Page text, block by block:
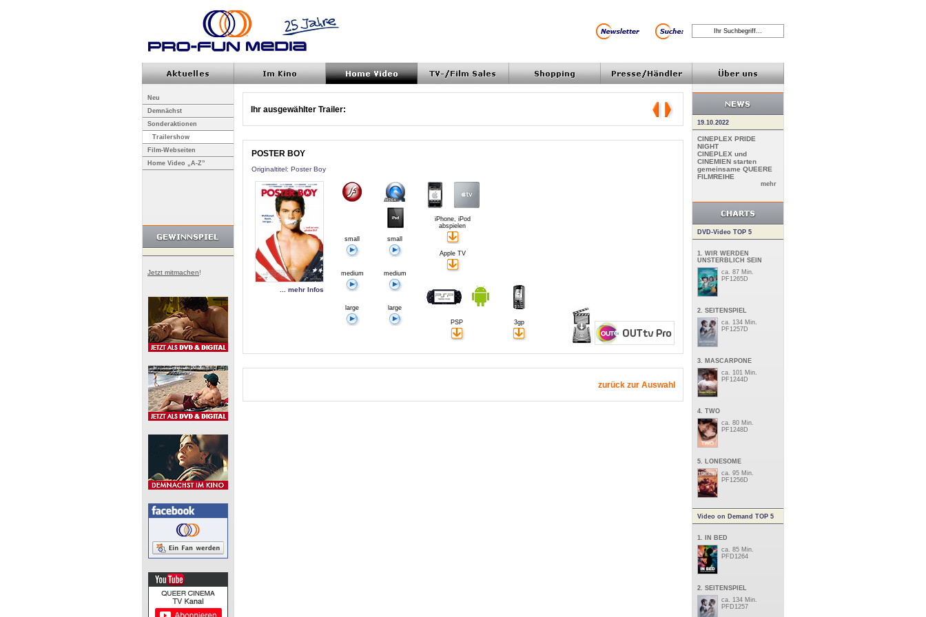
Neu
Demnächst
Sonderaktionen
Trailershow
Film-Webseiten
Home Video „A-Z”
Jetzt mitmachen!
Ihr ausgewählter Trailer:
POSTER BOY
Originaltitel: Poster Boy
... mehr Infos
small
medium
large
small
medium
large
iPhone, iPod
abspielen
Apple TV
PSP 3gp
zurück zur Auswahl
19.10.2022
CINEPLEX PRIDE
NIGHT
CINEPLEX und
CINEMIEN starten
gemeinsame QUEERE
FILMREIHE
mehr
DVD-Video TOP 5
1. WIR WERDEN
UNSTERBLICH SEIN
ca. 87 Min.
PF1265D
2. SEITENSPIEL
ca. 134 Min.
PF1257D
3. MASCARPONE
ca. 101 Min.
PF1244D
4. TWO
ca. 80 Min.
PF1248D
5. LONESOME
ca. 95 Min.
PF1256D
Video on Demand TOP 5
1. IN BED
ca. 85 Min.
PFD1264
2. SEITENSPIEL
ca. 134 Min.
PFD1257